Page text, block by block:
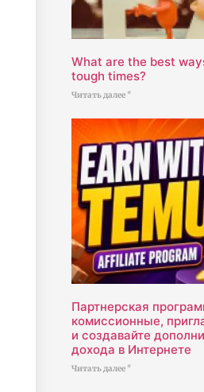
What are the best
tough times?
Читать далее "
Партнерская
комиссионные,
и создавайте
дохода в Интернете
Читать далее "